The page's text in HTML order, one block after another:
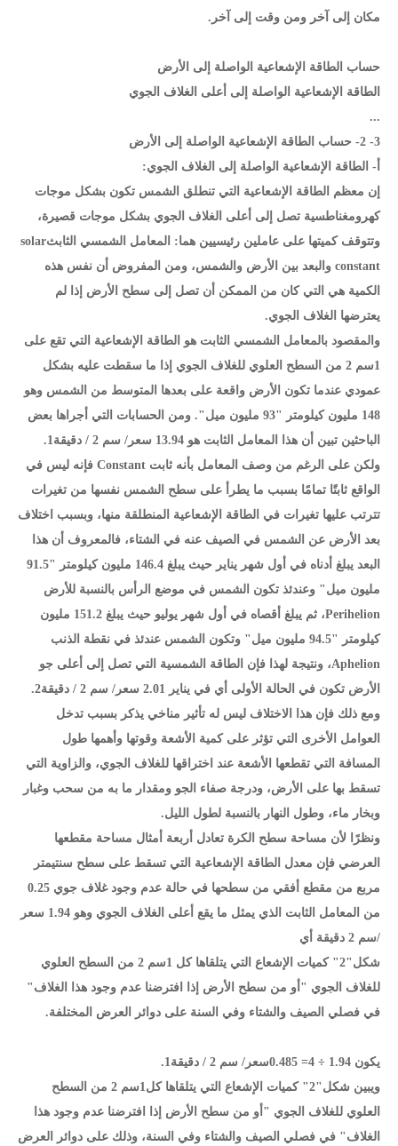
مكان إلى آخر ومن وقت إلى آخر.
حساب الطاقة الإشعاعية الواصلة إلى الأرض
الطاقة الإشعاعية الواصلة إلى أعلى الغلاف الجوي
...
3- 2- حساب الطاقة الإشعاعية الواصلة إلى الأرض
أ- الطاقة الإشعاعية الواصلة إلى الغلاف الجوي:
إن معظم الطاقة الإشعاعية التي تنطلق الشمس تكون بشكل موجات
كهرومغناطسية تصل إلى أعلى الغلاف الجوي بشكل موجات قصيرة،
وتتوقف كميتها على عاملين رئيسيين هما: المعامل الشمسي الثابثsolar
constant والبعد بين الأرض والشمس، ومن المفروض أن نفس هذه
الكمية هي التي كان من الممكن أن تصل إلى سطح الأرض إذا لم
يعترضها الغلاف الجوي.
والمقصود بالمعامل الشمسي الثابت هو الطاقة الإشعاعية التي تقع على
1سم 2 من السطح العلوي للغلاف الجوي إذا ما سقطت عليه بشكل
عمودي عندما تكون الأرض واقعة على بعدها المتوسط من الشمس وهو
148 مليون كيلومتر "93 مليون ميل". ومن الحسابات التي أجراها بعض
الباحثين تبين أن هذا المعامل الثابت هو 13.94 سعر/ سم 2 / دقيقة1.
ولكن على الرغم من وصف المعامل بأنه ثابت Constant فإنه ليس في
الواقع ثابتًا تمامًا بسبب ما يطرأ على سطح الشمس نفسها من تغيرات
تترتب عليها تغيرات في الطاقة الإشعاعية المنطلقة منها، وبسبب اختلاف
بعد الأرض عن الشمس في الصيف عنه في الشتاء، فالمعروف أن هذا
البعد يبلغ أدناه في أول شهر يناير حيث يبلغ 146.4 مليون كيلومتر "91.5
مليون ميل" وعندئذ تكون الشمس في موضع الرأس بالنسبة للأرض
Perihelion، ثم يبلغ أقصاه في أول شهر يوليو حيث يبلغ 151.2 مليون
كيلومتر "94.5 مليون ميل" وتكون الشمس عندئذ في نقطة الذنب
Aphelion، ونتيجة لهذا فإن الطاقة الشمسية التي تصل إلى أعلى جو
الأرض تكون في الحالة الأولى أي في يناير 2.01 سعر/ سم 2 / دقيقة2.
ومع ذلك فإن هذا الاختلاف ليس له تأثير مناخي يذكر بسبب تدخل
العوامل الأخرى التي تؤثر على كمية الأشعة وقوتها وأهمها طول
المسافة التي تقطعها الأشعة عند اختراقها للغلاف الجوي، والزاوية التي
تسقط بها على الأرض، ودرجة صفاء الجو ومقدار ما به من سحب وغبار
وبخار ماء، وطول النهار بالنسبة لطول الليل.
ونظرًا لأن مساحة سطح الكرة تعادل أربعة أمثال مساحة مقطعها
العرضي فإن معدل الطاقة الإشعاعية التي تسقط على سطح سنتيمتر
مربع من مقطع أفقي من سطحها في حالة عدم وجود غلاف جوي 0.25
من المعامل الثابت الذي يمثل ما يقع أعلى الغلاف الجوي وهو 1.94 سعر
/سم 2 دقيقة أي
شكل"2" كميات الإشعاع التي يتلقاها كل 1سم 2 من السطح العلوي
للغلاف الجوي "أو من سطح الأرض إذا افترضنا عدم وجود هذا الغلاف"
في فصلي الصيف والشتاء وفي السنة على دوائر العرض المختلفة.
يكون 1.94 ÷ 4= 0.485سعر/ سم 2 / دقيقة1.
ويبين شكل"2" كميات الإشعاع التي يتلقاها كل1سم 2 من السطح
العلوي للغلاف الجوي "أو من سطح الأرض إذا افترضنا عدم وجود هذا
الغلاف" في فصلي الصيف والشتاء وفي السنة، وذلك على دوائر العرض